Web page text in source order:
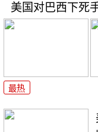
美国对巴西下死
最热